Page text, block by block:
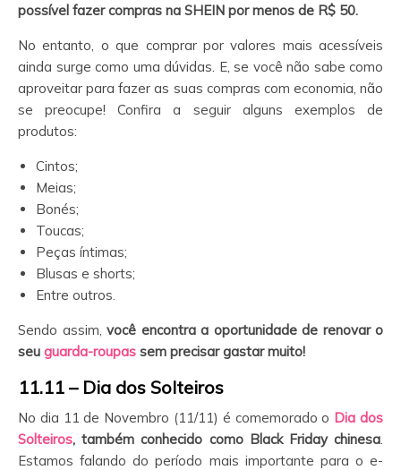
possível fazer compras na SHEIN por menos de R$ 50.
No entanto, o que comprar por valores mais acessíveis
ainda surge como uma dúvidas. E, se você não sabe como
aproveitar para fazer as suas compras com economia, não
se preocupe! Confira a seguir alguns exemplos de
produtos:
Cintos;
Meias;
Bonés;
Toucas;
Peças íntimas;
Blusas e shorts;
Entre outros.
Sendo assim, você encontra a oportunidade de renovar o
seu guarda-roupas sem precisar gastar muito!
11.11 – Dia dos Solteiros
No dia 11 de Novembro (11/11) é comemorado o Dia dos
Solteiros, também conhecido como Black Friday chinesa
Estamos falando do período mais importante para o e-